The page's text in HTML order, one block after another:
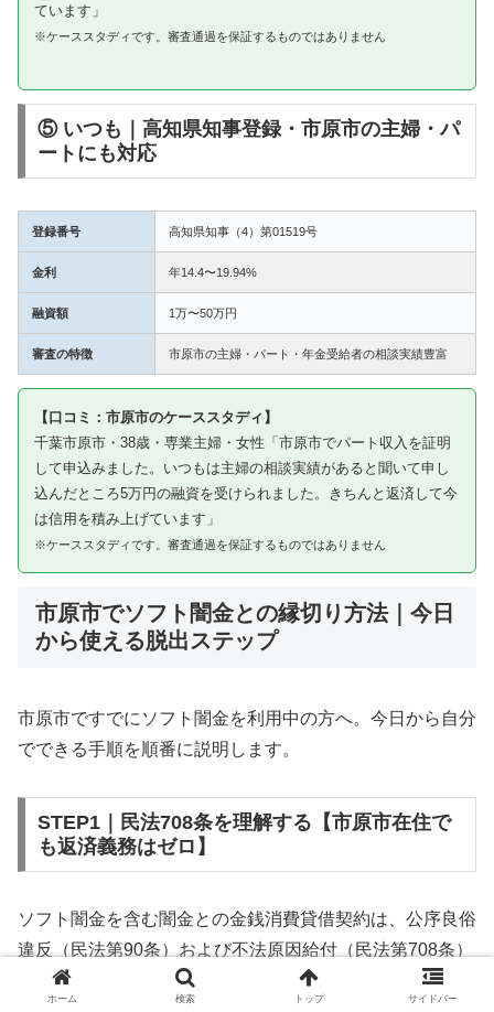
ています」
※ケーススタディです。審査通過を保証するものではありません
⑤ いつも｜高知県知事登録・市原市の主婦・パ
ートにも対応
登録番号 高知県知事（4）第01519号
金利 年14.4〜19.94%
融資額 1万〜50万円
審査の特徴 市原市の主婦・パート・年金受給者の相談実績豊富
【口コミ：市原市のケーススタディ】
千葉市原市・38歳・専業主婦・女性「市原市でパート収入を証明
して申込みました。いつもは主婦の相談実績があると聞いて申し
込んだところ5万円の融資を受けられました。きちんと返済して今
は信用を積み上げています」
※ケーススタディです。審査通過を保証するものではありません
市原市でソフト闇金との縁切り方法｜今日
から使える脱出ステップ
市原市ですでにソフト闇金を利用中の方へ。今日から自分
でできる手順を順番に説明します。
STEP1｜民法708条を理解する【市原市在住で
も返済義務はゼロ】
ソフト闇金を含む闇金との金銭消費貸借契約は、公序良俗
違反（民法第90条）および不法原因給付（民法第708条）
に該当するため、法的には無効です。市原市在住であって
ホーム 検索 トップ サイドバー